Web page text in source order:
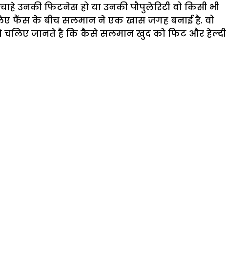
उनकी फिटनेस हो या उनकी पौपुलेरिटी वो किसी भी
फैंस के बीच सलमान ने एक खास जगह बनाई है. वो
चलिए जानते है कि कैसे सलमान खुद को फिट और हेल्दी